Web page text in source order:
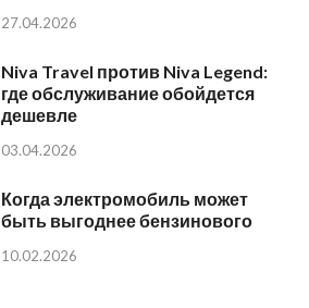
27.04.2026
Niva Travel против Niva Legend:
где обслуживание обойдется
дешевле
03.04.2026
Когда электромобиль может
быть выгоднее бензинового
10.02.2026